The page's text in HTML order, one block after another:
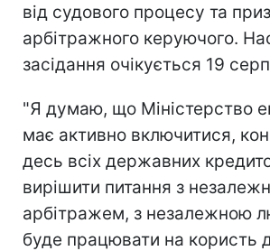
від судового процесу та
арбітражного керуючого.
засідання очікується 19
"Я думаю, що Міністерство
має активно включитися,
десь всіх державних
вирішити питання з
арбітражем, з незалежною
буде працювати на користь